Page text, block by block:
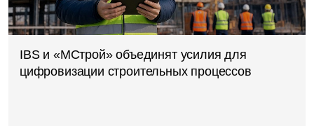
IBS и «МСтрой» объединят усилия для
цифровизации строительных процессов